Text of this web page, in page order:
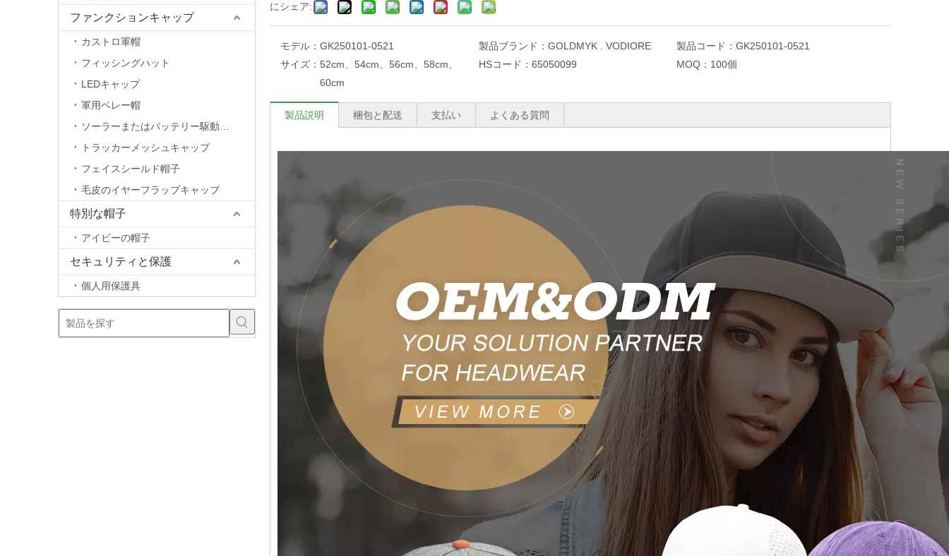
ファンクションキャップ
カストロ軍帽
フィッシングハット
LEDキャップ
軍用ベレー帽
トラッカーメッシュキャップ
フェイスシールド帽子
毛皮のイヤーフラップキャップ
特別な帽子
アイビーの帽子
セキュリティと保護
個人用保護具
にシェア:
モデル： GK250101-0521 製品ブランド： GOLDMYK . VODIORE 製品コード： GK250101-0521
サイズ： 52cm、54cm、56cm、58cm、
60cm
HSコード： 65050099 MOQ： 100個
製品説明 梱包と配送 支払い よくある質問